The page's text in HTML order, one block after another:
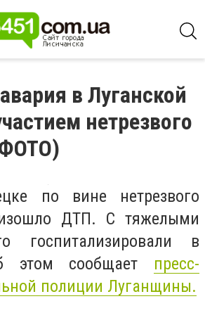
в Луганской
нетрезвого
по вине нетрезвого
ДТП. С тяжелыми
госпитализировали в
этом сообщает пресс-
полиции Луганщины.